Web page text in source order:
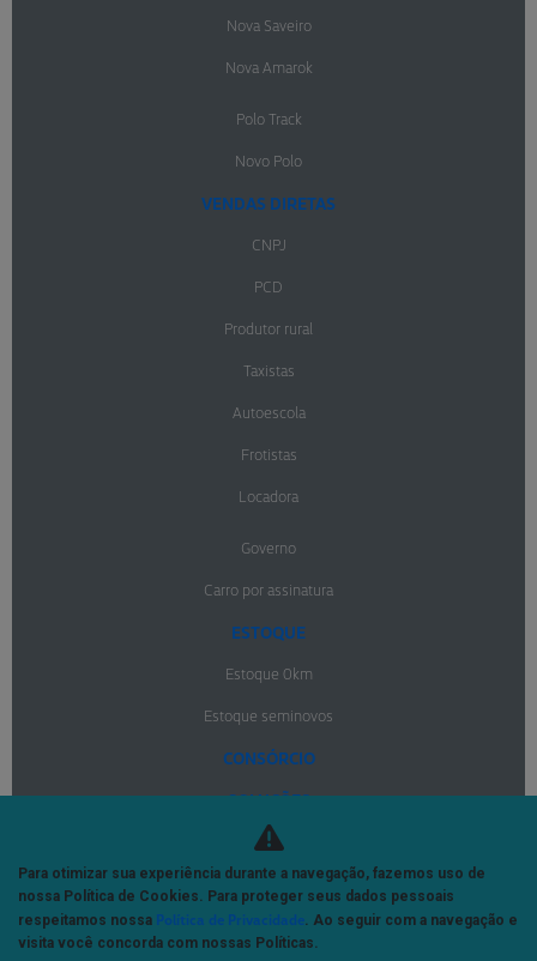
Nova Saveiro
Nova Amarok
Polo Track
Novo Polo
VENDAS DIRETAS
CNPJ
PCD
Produtor rural
Taxistas
Autoescola
Frotistas
Locadora
Governo
Carro por assinatura
ESTOQUE
Estoque 0km
Estoque seminovos
CONSÓRCIO
SOLUÇÕES
Financiamentos
Seguros
MERCADO LIVRE
Para otimizar sua experiência durante a navegação, fazemos uso de
nossa Política de Cookies. Para proteger seus dados pessoais
respeitamos nossa Política de Privacidade. Ao seguir com a navegação e
visita você concorda com nossas Políticas.